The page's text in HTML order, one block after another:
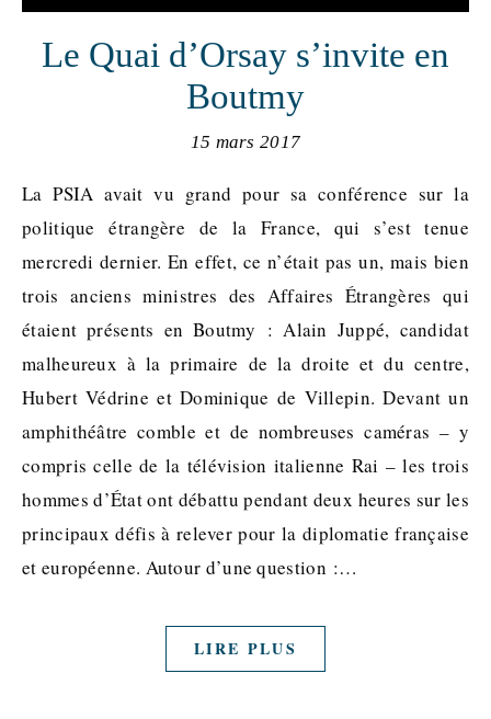
Le Quai d’Orsay s’invite en
Boutmy
15 mars 2017
La PSIA avait vu grand pour sa conférence sur la
politique étrangère de la France, qui s’est tenue
mercredi dernier. En effet, ce n’était pas un, mais bien
trois anciens ministres des Affaires Étrangères qui
étaient présents en Boutmy : Alain Juppé, candidat
malheureux à la primaire de la droite et du centre,
Hubert Védrine et Dominique de Villepin. Devant un
amphithéâtre comble et de nombreuses caméras – y
compris celle de la télévision italienne Rai – les trois
hommes d’État ont débattu pendant deux heures sur les
principaux défis à relever pour la diplomatie française
et européenne. Autour d’une question :…
LIRE PLUS